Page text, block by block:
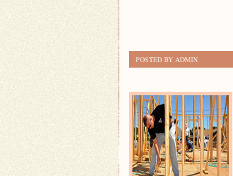
POSTED BY ADMIN